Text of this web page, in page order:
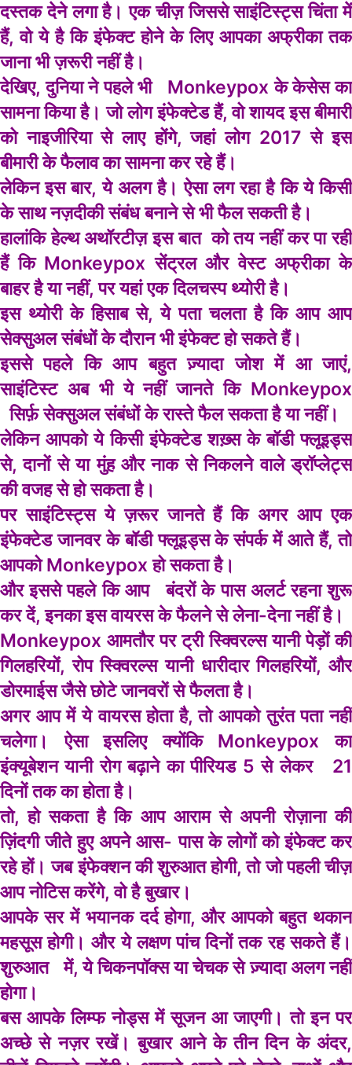
दस्तक देने लगा है। एक चीज़ जिससे साइंटिस्ट्स चिंता में
हैं, वो ये है कि इंफेक्ट होने के लिए आपका अफ्रीका तक
जाना भी ज़रूरी नहीं है।
देखिए, दुनिया ने पहले भी Monkeypox के केसेस का
सामना किया है। जो लोग इंफेक्टेड हैं, वो शायद इस बीमारी
को नाइजीरिया से लाए होंगे, जहां लोग 2017 से इस
बीमारी के फैलाव का सामना कर रहे हैं।
लेकिन इस बार, ये अलग है। ऐसा लग रहा है कि ये किसी
के साथ नज़दीकी संबंध बनाने से भी फैल सकती है।
हालांकि हेल्थ अथॉरटीज़ इस बात को तय नहीं कर पा रही
हैं कि Monkeypox सेंट्रल और वेस्ट अफ्रीका के
बाहर है या नहीं, पर यहां एक दिलचस्प थ्योरी है।
इस थ्योरी के हिसाब से, ये पता चलता है कि आप आप
सेक्सुअल संबंधों के दौरान भी इंफेक्ट हो सकते हैं।
इससे पहले कि आप बहुत ज़्यादा जोश में आ जाएं,
साइंटिस्ट अब भी ये नहीं जानते कि Monkeypox
सिर्फ़ सेक्सुअल संबंधों के रास्ते फैल सकता है या नहीं।
लेकिन आपको ये किसी इंफेक्टेड शख़्स के बॉडी फ्लूइड्स
से, दानों से या मुंह और नाक से निकलने वाले ड्रॉप्लेट्स
की वजह से हो सकता है।
पर साइंटिस्ट्स ये ज़रूर जानते हैं कि अगर आप एक
इंफेक्टेड जानवर के बॉडी फ्लूइड्स के संपर्क में आते हैं, तो
आपको Monkeypox हो सकता है।
और इससे पहले कि आप बंदरों के पास अलर्ट रहना शुरू
कर दें, इनका इस वायरस के फैलने से लेना-देना नहीं है।
Monkeypox आमतौर पर ट्री स्क्विरल्स यानी पेड़ों की
गिलहरियों, रोप स्क्विरल्स यानी धारीदार गिलहरियों, और
डोरमाईस जैसे छोटे जानवरों से फैलता है।
अगर आप में ये वायरस होता है, तो आपको तुरंत पता नहीं
चलेगा। ऐसा इसलिए क्योंकि Monkeypox का
इंक्यूबेशन यानी रोग बढ़ाने का पीरियड 5 से लेकर 21
दिनों तक का होता है।
तो, हो सकता है कि आप आराम से अपनी रोज़ाना की
ज़िंदगी जीते हुए अपने आस- पास के लोगों को इंफेक्ट कर
रहे हों। जब इंफेक्शन की शुरुआत होगी, तो जो पहली चीज़
आप नोटिस करेंगे, वो है बुखार।
आपके सर में भयानक दर्द होगा, और आपको बहुत थकान
महसूस होगी। और ये लक्षण पांच दिनों तक रह सकते हैं।
शुरुआत में, ये चिकनपॉक्स या चेचक से ज़्यादा अलग नहीं
होगा।
बस आपके लिम्फ नोड्स में सूजन आ जाएगी। तो इन पर
अच्छे से नज़र रखें। बुखार आने के तीन दिन के अंदर,